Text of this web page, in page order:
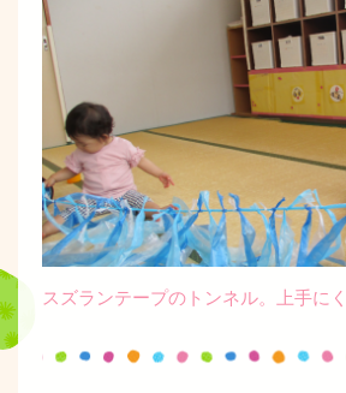
スズランテープのトンネル。上手に